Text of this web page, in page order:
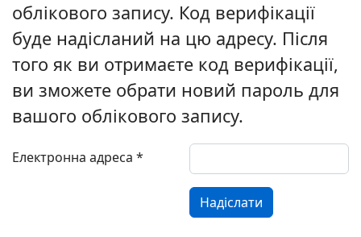
облікового запису. Код верифікації
буде надісланий на цю адресу. Після
того як ви отримаєте код верифікації,
ви зможете обрати новий пароль для
вашого облікового запису.
Електронна адреса *
Надіслати